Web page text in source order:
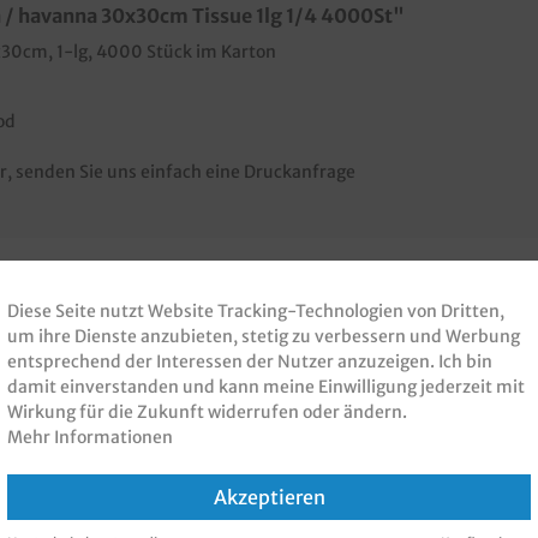
30x30cm Tissue 1lg 1/4 4000St"
1-lg, 4000 Stück im Karton
Sie uns einfach eine Druckanfrage
GEKAUFT
Diese Seite nutzt Website Tracking-Technologien von Dritten,
um ihre Dienste anzubieten, stetig zu verbessern und Werbung
entsprechend der Interessen der Nutzer anzuzeigen. Ich bin
damit einverstanden und kann meine Einwilligung jederzeit mit
Wirkung für die Zukunft widerrufen oder ändern.
Mehr Informationen
Akzeptieren